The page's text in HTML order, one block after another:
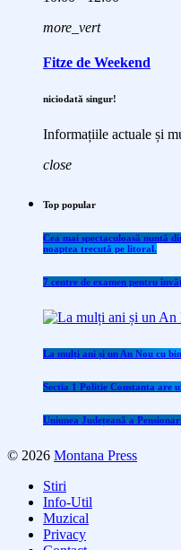
more_vert
Fitze de Weekend
niciodată singur!
Informațiile actuale și
close
Top popular
Cea mai spectaculoasă nuntă
noaptea trecută pe litoral.
7 centre de examen pentru
La mulți ani și un An Nou cu
Sectia 1 Politie Constanta are
Uniunea Județeană a
© 2026 Montana Press
Stiri
Info-Util
Muzical
Privacy